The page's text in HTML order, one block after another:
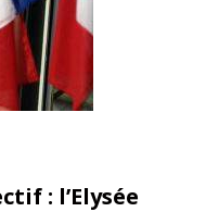
: l’Elysée